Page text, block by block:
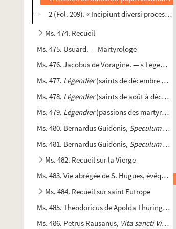
2 (Fol. 209). « Incipiunt diversi
Ms. 474. Recueil
Ms. 475. Usuard. — Martyrologe
Ms. 476. Jacobus de Voragine. — « Legende
Ms. 477. Légendier(saints de décembre à
Ms. 478. Légendier(saints de août à
Ms. 479. Légendier(passions des martyrs
Ms. 480. Bernardus Guidonis, Speculum
Ms. 481. Bernardus Guidonis, Speculum
Ms. 482. Recueil sur la Vierge
Ms. 483. Vie abrégée de S. Hugues, évêque
Ms. 484. Recueil sur saint Eutrope
Ms. 485. Theodoricus de Apolda Thuringus,
Ms. 486. Petrus Rausanus, Vita sancti